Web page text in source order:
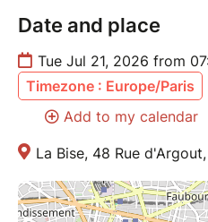
Date and place
Tue Jul 21, 2026 from
Timezone : Europe/Paris
Add to my calendar
La Bise, 48 Rue